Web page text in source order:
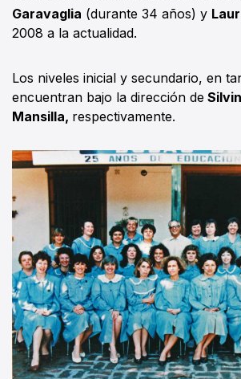
Garavaglia (durante 34 años) y
2008 a la actualidad.
Los niveles inicial y secundario, en
encuentran bajo la dirección de
Mansilla, respectivamente.